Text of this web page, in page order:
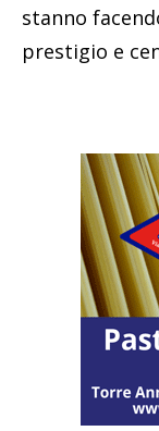
stanno
prestigio e